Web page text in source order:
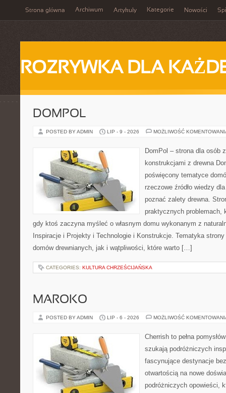
Strona główna Archiwum Artykuły Kategorie Nowości
ROZRYWKA DLA
DOMPOL
POSTED BY ADMIN LIP - 9 - 2026 MOŻLIWOŚĆ
DomPol – strona dla osób
konstrukcjami z drewna
poświęcony tematyce
rzeczowe źródło wiedzy
poznać zalety drewna.
praktycznych problemach,
gdy ktoś zaczyna myśleć o własnym domu wykonanym z
Inspiracje i Projekty i Technologie i Konstrukcje. Tematyka
domów drewnianych, jak i wątpliwości, które warto […]
CATEGORIES: KULTURA CHRZEŚCIJAŃSKA
MAROKO
POSTED BY ADMIN LIP - 6 - 2026 MOŻLIWOŚĆ
Cherrish to pełna
szukają podróżniczych
fascynujące destynacje
otwartością na nowe
podróżniczych opowieści,